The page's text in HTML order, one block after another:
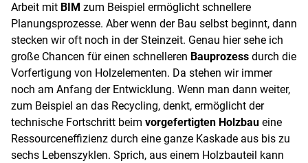
Arbeit mit BIM zum Beispiel ermöglicht schnellere
Planungsprozesse. Aber wenn der Bau selbst beginnt, dann
stecken wir oft noch in der Steinzeit. Genau hier sehe ich
große Chancen für einen schnelleren Bauprozess durch die
Vorfertigung von Holzelementen. Da stehen wir immer
noch am Anfang der Entwicklung. Wenn man dann weiter,
zum Beispiel an das Recycling, denkt, ermöglicht der
technische Fortschritt beim vorgefertigten Holzbau eine
Ressourceneffizienz durch eine ganze Kaskade aus bis zu
sechs Lebenszyklen. Sprich, aus einem Holzbauteil kann